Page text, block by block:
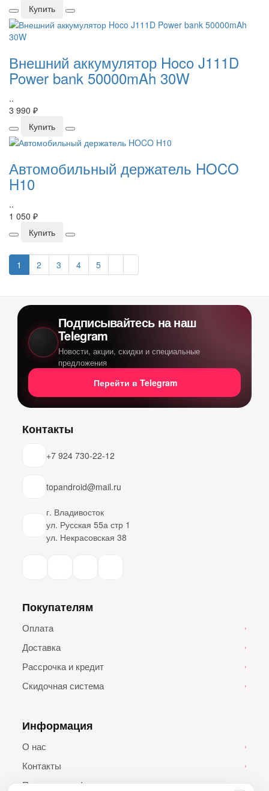
Купить
Внешний аккумулятор Hoco J111D
Power bank 50000mAh 30W
..
3 990 ₽
Купить
Автомобильный держатель HOCO
H10
..
1 050 ₽
Купить
1 2 3 4 5
Подписывайтесь на наш
Telegram
Новости, акции, скидки и специальные
предложения
Перейти в Telegram
Контакты
+7 924 730-22-12
topandroid@mail.ru
г. Владивосток
ул. Русская 55а стр 1
ул. Некрасовская 38
Покупателям
Оплата ›
Доставка ›
Рассрочка и кредит ›
Скидочная система ›
Информация
О нас ›
Контакты ›
Политика конфиденциальности